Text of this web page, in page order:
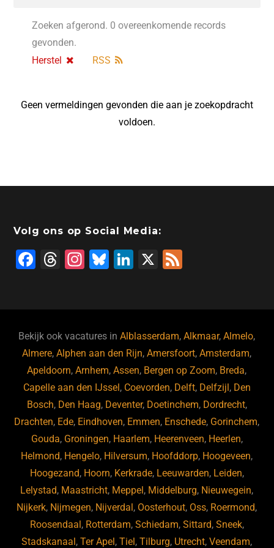
Zoeken afgerond. 0 overeenkomende records
gevonden.
Herstel
RSS
Geen vermeldingen gevonden die aan je zoekopdracht
voldoen.
Volg ons op Social Media:
F
b
o
o
k
T
d
s
In
a
m
Bl
ky
Li
dI
n
X
Bekijk ook vacatures inAlblasserdam,Alkmaar,Almelo,
Almere,Alphen aan den Rijn,Amersfoort,Amsterdam,
Apeldoorn,Arnhem,Assen, Bergen op Zoom, Breda,
Capelle aan den IJssel , Coevorden, Delft, Delfzijl , Den
Bosch, Den Haag, Deventer, Doetinchem, Dordrecht,
Drachten, Ede, Eindhoven, Emmen, Enschede, Gorinchem,
Gouda, Groningen, Haarlem, Heerenveen, Heerlen,
Helmond, Hengelo, Hilversum, Hoofddorp, Hoogeveen,
Hoogezand, Hoorn, Kerkrade, Leeuwarden, Leiden,
Lelystad, Maastricht, Meppel , Middelburg, Nieuwegein,
Nijkerk, Nijmegen, Nijverdal , Oosterhout, Oss, Roermond,
Roosendaal , Rotterdam, Schiedam, Sittard, Sneek,
Stadskanaal ,Ter Apel ,Tiel ,Tilburg, Utrecht,Veendam,